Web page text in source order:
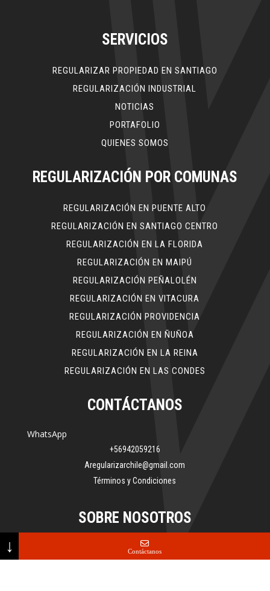
SERVICIOS
REGULARIZAR PROPIEDAD EN SANTIAGO
REGULARIZACIÓN INDUSTRIAL
NOTICIAS
PORTAFOLIO
QUIENES SOMOS
REGULARIZACIÓN POR COMUNAS
REGULARIZACIÓN EN PUENTE ALTO
REGULARIZACIÓN EN SANTIAGO CENTRO
REGULARIZACIÓN EN LA FLORIDA
REGULARIZACIÓN EN MAIPÚ
REGULARIZACIÓN PEÑALOLÉN
REGULARIZACIÓN EN VITACURA
REGULARIZACIÓN PROVIDENCIA
REGULARIZACIÓN EN ÑUÑOA
REGULARIZACIÓN EN LA REINA
REGULARIZACIÓN EN LAS CONDES
CONTÁCTANOS
WhatsApp
+56942059216
Aregularizarchile@gmail.com
Términos y Condiciones
SOBRE NOSOTROS
Somos especialistas en regularización de propiedades en
Chile, ayudándote a legalizar construcciones existentes y
↓ Contáctanos